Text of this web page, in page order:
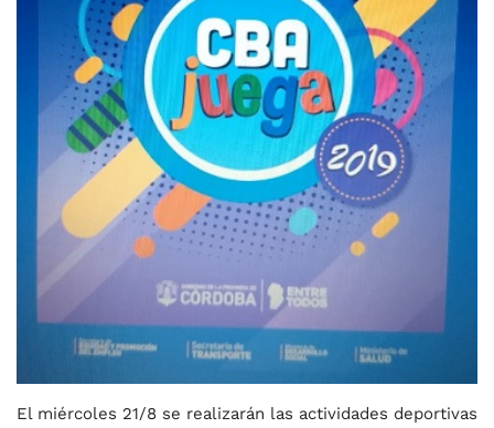
El miércoles 21/8 se realizarán las actividades deportivas